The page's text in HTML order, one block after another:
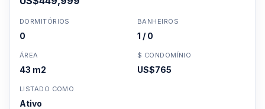
DORMITÓRIOS
0
BANHEIROS
1 / 0
ÁREA
43 m2
$ CONDOMÍNIO
US$765
LISTADO COMO
Ativo